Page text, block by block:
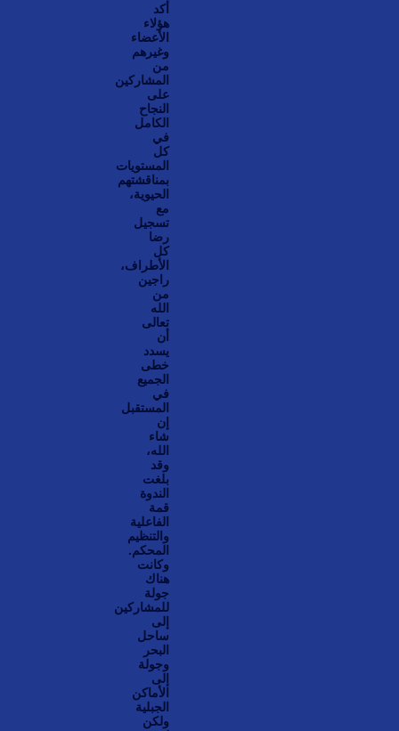
أكد
هؤلاء
الأعضاء
وغيرهم
من
المشاركين
على
النجاح
الكامل
في
كل
المستويات
بمناقشتهم
الحيوية،
مع
تسجيل
رضا
كل
الأطراف،
راجين
من
الله
تعالى
أن
يسدد
خطى
الجميع
في
المستقبل
إن
شاء
الله،
وقد
بلغت
الندوة
قمة
الفاعلية
والتنظيم
المحكم.
وكانت
هناك
جولة
للمشاركين
إلى
ساحل
البحر
وجولة
إلى
الأماكن
الجبلية
ولكن